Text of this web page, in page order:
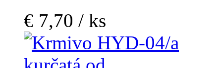
€ 7,70 / ks